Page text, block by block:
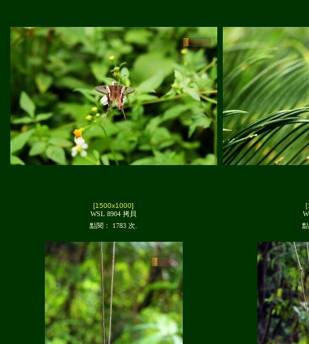
[1500x1000]
WSL 8904 拷貝
點閱： 1783 次.